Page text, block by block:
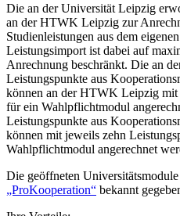
Die an der Universität Leipzig
an der HTWK Leipzig zur
Studienleistungen aus dem
Leistungsimport ist dabei auf
Anrechnung beschränkt. Die an
Leistungspunkte aus
können an der HTWK Leipzig mit
für ein Wahlpflichtmodul
Leistungspunkte aus
können mit jeweils zehn
Wahlpflichtmodul angerechnet
Die geöffneten
„ProKooperation“ bekannt